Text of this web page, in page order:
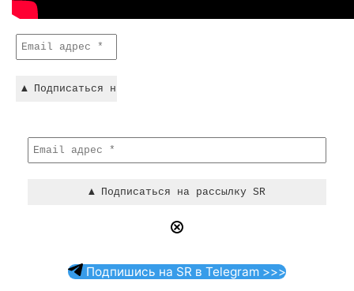
Подпишись на SR в Telegram >>>